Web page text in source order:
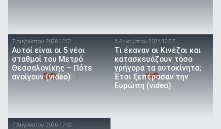
7 Αυγούστου 2026 10:51
Αυτοί είναι οι 5 νέοι
σταθμοί του Μετρό
Θεσσαλονίκης – Πότε
ανοίγουν (video)
6 Αυγούστου 2026 12:37
Τι έκαναν οι Κινέζοι και
κατασκευάζουν τόσο
γρήγορα τα αυτοκίνητα;
Έτσι ξεπέρασαν την
Ευρώπη (video)
7 Αυγούστου 2026 17:02